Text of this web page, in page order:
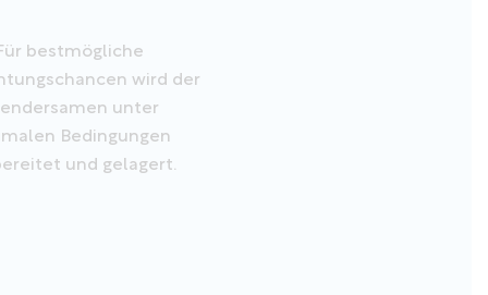
bestmögliche
wird der
unter
Bedingungen
und gelagert.